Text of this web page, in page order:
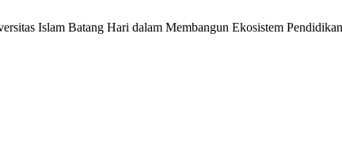
Islam Batang Hari dalam Membangun Ekosistem